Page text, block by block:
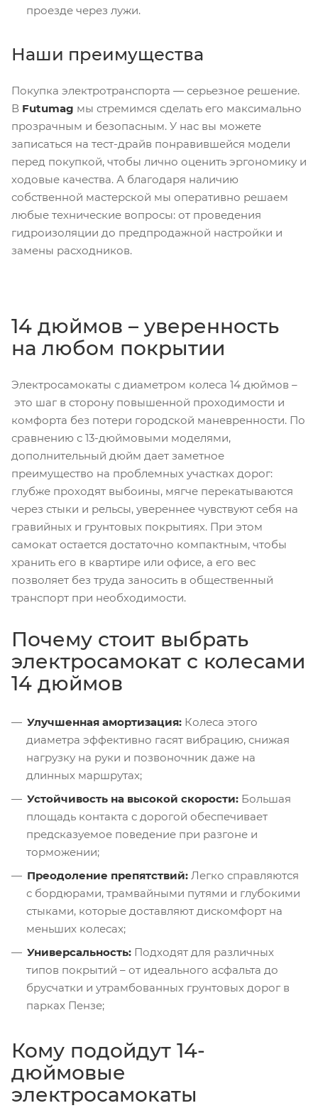
проезде через лужи.
Наши преимущества
Покупка электротранспорта — серьезное решение.
В Futumag мы стремимся сделать его максимально
прозрачным и безопасным. У нас вы можете
записаться на тест-драйв понравившейся модели
перед покупкой, чтобы лично оценить эргономику и
ходовые качества. А благодаря наличию
собственной мастерской мы оперативно решаем
любые технические вопросы: от проведения
гидроизоляции до предпродажной настройки и
замены расходников.
14 дюймов – уверенность
на любом покрытии
Электросамокаты с диаметром колеса 14 дюймов –
это шаг в сторону повышенной проходимости и
комфорта без потери городской маневренности. По
сравнению с 13-дюймовыми моделями,
дополнительный дюйм дает заметное
преимущество на проблемных участках дорог:
глубже проходят выбоины, мягче перекатываются
через стыки и рельсы, увереннее чувствуют себя на
гравийных и грунтовых покрытиях. При этом
самокат остается достаточно компактным, чтобы
хранить его в квартире или офисе, а его вес
позволяет без труда заносить в общественный
транспорт при необходимости.
Почему стоит выбрать
электросамокат с колесами
14 дюймов
Улучшенная амортизация: Колеса этого
диаметра эффективно гасят вибрацию, снижая
нагрузку на руки и позвоночник даже на
длинных маршрутах;
Устойчивость на высокой скорости: Большая
площадь контакта с дорогой обеспечивает
предсказуемое поведение при разгоне и
торможении;
Преодоление препятствий: Легко справляются
с бордюрами, трамвайными путями и глубокими
стыками, которые доставляют дискомфорт на
меньших колесах;
Универсальность: Подходят для различных
типов покрытий – от идеального асфальта до
брусчатки и утрамбованных грунтовых дорог в
парках Пензе;
Кому подойдут 14-
дюймовые
электросамокаты